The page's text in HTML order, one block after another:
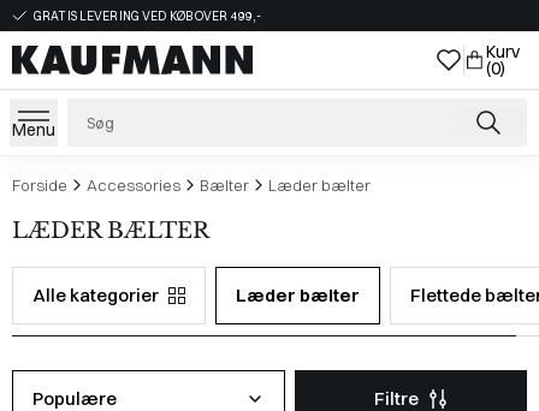
GRATIS LEVERING VED KØB OVER 499,-
Kurv
(0)
Menu
Forside Accessories Bælter Læder bælter
LÆDER BÆLTER
Alle kategorier Læder bælter Flettede
Populære Filtre